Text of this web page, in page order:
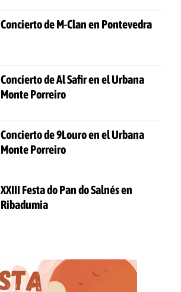
Concierto de M-Clan en Pontevedra
Concierto de Al Safir en el Urbana
Monte Porreiro
Concierto de 9Louro en el Urbana
Monte Porreiro
XXIII Festa do Pan do Salnés en
Ribadumia